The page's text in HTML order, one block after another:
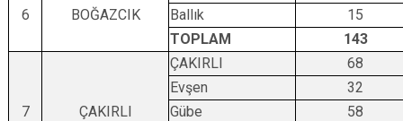
6 BOĞAZCIK
Ballık
15
TOPLAM
143
7 ÇAKIRLI
ÇAKIRLI
68
Evşen
32
Gübe
58